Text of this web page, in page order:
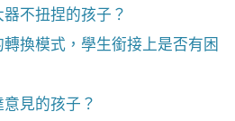
不扭捏的孩子？
轉換模式，學生銜接上是否有困
見的孩子？